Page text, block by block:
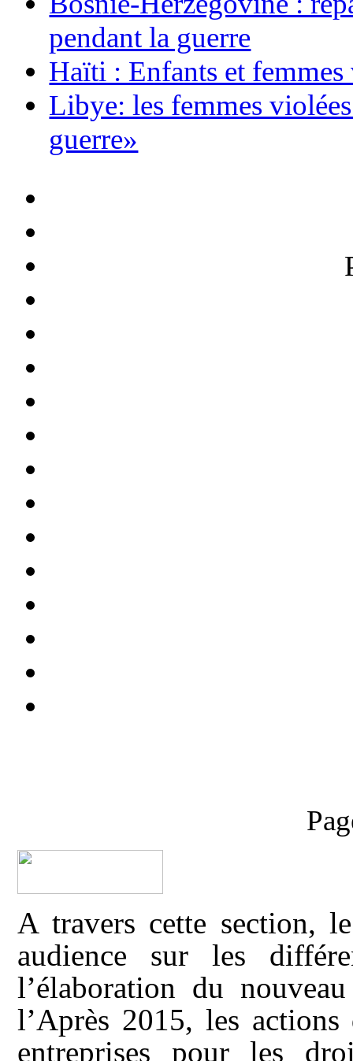
pendant la guerre
Haïti : Enfants et
Libye: les femmes
guerre»
A travers cette section,
audience sur les
l’élaboration du
l’Après 2015, les
entreprises pour les